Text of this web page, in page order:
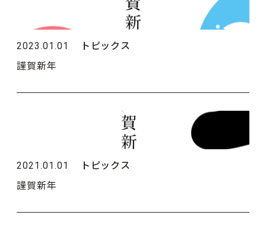
2023.01.01
トピックス
謹賀新年
2021.01.01
トピックス
謹賀新年